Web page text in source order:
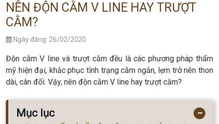
NÊN ĐỘN CẰM V LINE HAY TRƯỢT
CẰM?
Ngày đăng: 26/02/2020
Độn cằm V line và trượt cằm đều là các phương pháp thẩm
mỹ hiện đại, khắc phục tình trạng cằm ngắn, lẹm trở nên thon
dài, cân đối. Vậy, nên độn cằm V line hay trượt cằm?
Mục lục −